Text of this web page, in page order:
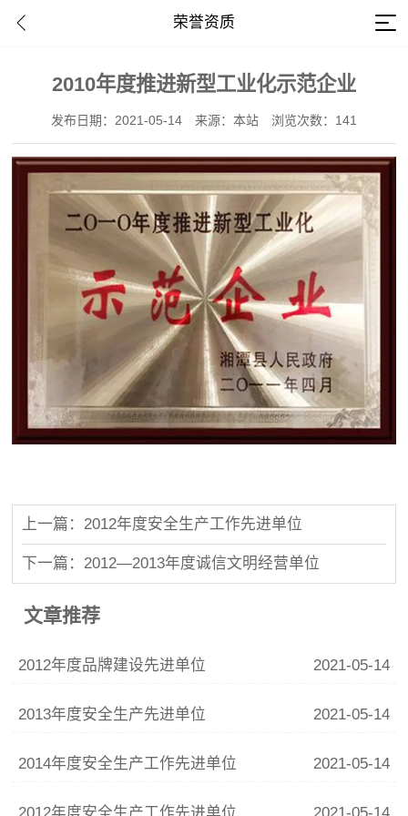
荣誉资质
2010年度推进新型工业化示范企业
发布日期：2021-05-14 来源：本站 浏览次数：141
上一篇：2012年度安全生产工作先进单位
下一篇：2012—2013年度诚信文明经营单位
文章推荐
2012年度品牌建设先进单位 2021-05-14
2013年度安全生产先进单位 2021-05-14
2014年度安全生产工作先进单位 2021-05-14